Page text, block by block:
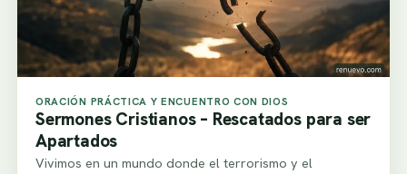
ORACIÓN PRÁCTICA Y ENCUENTRO CON DIOS
Sermones Cristianos – Rescatados para ser
Apartados
Vivimos en un mundo donde el terrorismo y el